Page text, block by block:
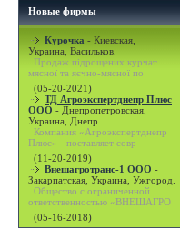
Новые фирмы
Курочка - Киевская,
Украина, Васильков.
Продаж підрощених курчат
мясної та яєчно-мясної по
(05-20-2021)
ТД Агроэкспертднепр Плюс
ООО - Днепропетровская,
Украина, Днепр.
Компания «Агроэкспертднепр
Плюс» - поставляет совр
(11-20-2019)
Внешагротранс-1 ООО -
Закарпатская, Украина, Ужгород.
Общество с ограниченной
ответственностью «ВНЕШАГРО
(05-16-2018)